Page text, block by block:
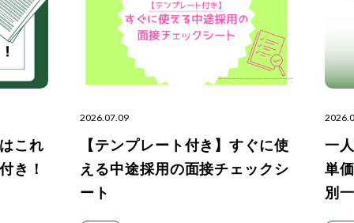
これ
き！
2026.07.09
【テンプレート付き】すぐに使
える中途採用の面接チェックシ
ート
一
単
別